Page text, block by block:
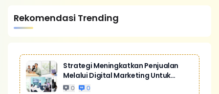
Rekomendasi Trending
Strategi Meningkatkan Penjualan
Melalui Digital Marketing Untuk
Bisnis Yang Lebih Kompetitif
0 0